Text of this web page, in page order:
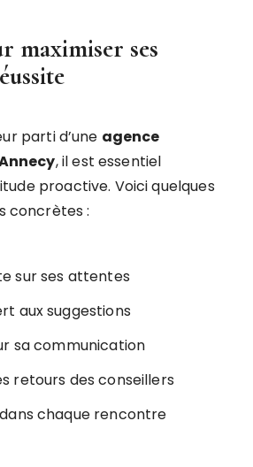
maximiser ses
parti d’une agence
, il est essentiel
proactive. Voici quelques
concrètes :
sur ses attentes
aux suggestions
sa communication
retours des conseillers
dans chaque rencontre